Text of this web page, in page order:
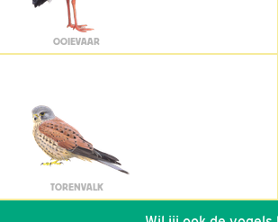
OOIEVAAR
TORENVALK